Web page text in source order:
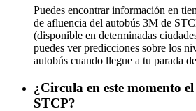
Puedes encontrar información en
de afluencia del autobús 3M de
(disponible en determinadas
puedes ver predicciones sobre los
autobús cuando llegue a tu parada
¿Circula en este momento
STCP?